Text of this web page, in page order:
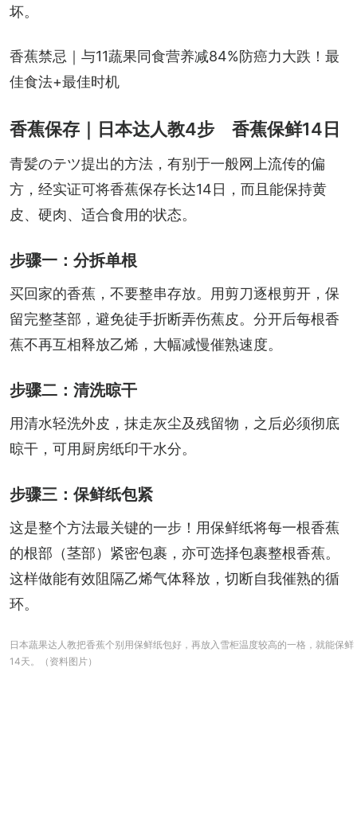
坏。
香蕉禁忌｜与11蔬果同食营养减84%防癌力大跌！最
佳食法+最佳时机
香蕉保存｜日本达人教4步 香蕉保鲜14日
青髪のテツ提出的方法，有别于一般网上流传的偏
方，经实证可将香蕉保存长达14日，而且能保持黄
皮、硬肉、适合食用的状态。
步骤一：分拆单根
买回家的香蕉，不要整串存放。用剪刀逐根剪开，保
留完整茎部，避免徒手折断弄伤蕉皮。分开后每根香
蕉不再互相释放乙烯，大幅减慢催熟速度。
步骤二：清洗晾干
用清水轻洗外皮，抹走灰尘及残留物，之后必须彻底
晾干，可用厨房纸印干水分。
步骤三：保鲜纸包紧
这是整个方法最关键的一步！用保鲜纸将每一根香蕉
的根部（茎部）紧密包裹，亦可选择包裹整根香蕉。
这样做能有效阻隔乙烯气体释放，切断自我催熟的循
环。
日本蔬果达人教把香蕉个别用保鲜纸包好，再放入雪柜温度较高的一格，就能保鲜
14天。（资料图片）